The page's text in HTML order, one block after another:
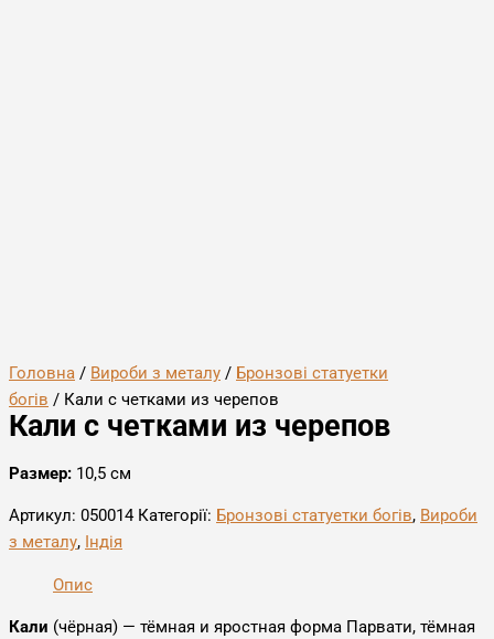
Головна / Вироби з металу / Бронзові статуетки
богів / Кали с четками из черепов
Кали с четками из черепов
Размер: 10,5 см
Артикул: 050014 Категорії: Бронзові статуетки богів, Вироби
з металу, Індія
Опис
Кали (чёрная) — тёмная и яростная форма Парвати, тёмная